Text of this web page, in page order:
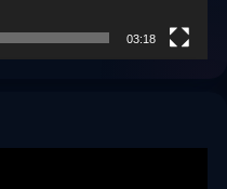
03:18